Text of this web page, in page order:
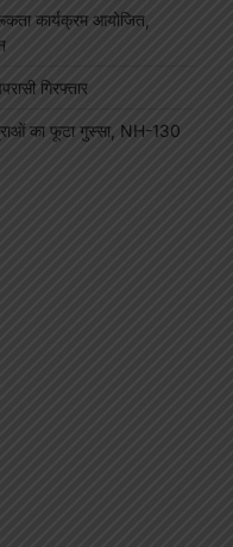
कार्यक्रम आयोजित,
गिरफ्तार
का फूटा गुस्सा, NH-130